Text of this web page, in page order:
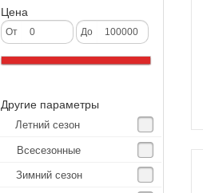
Agate
Agrica
Alliance
Altura
Amberstone
Amtel
Anjie
Цена
От До
Другие параметры
Летний сезон
Всесезонные
Зимний сезон